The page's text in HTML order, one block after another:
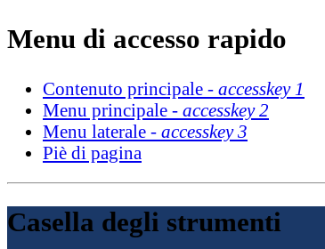
Menu di accesso rapido
Contenuto principale - accesskey 1
Menu principale - accesskey 2
Menu laterale - accesskey 3
Piè di pagina
Casella degli strumenti